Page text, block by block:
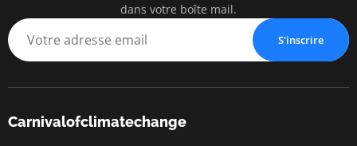
dans votre boîte mail.
S'inscrire
Carnivalofclimatechange